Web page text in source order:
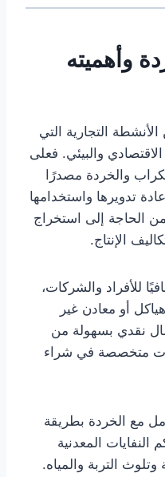
وأهميته
التجارية التي
والبيئي. فعلى
والخردة مصدرًا
تدويرها واستخدامها
الحاجة إلى استخراج
الإنتاج.
للأفراد والشركات،
أو معادن غير
نقدي بسهولة من
متخصصة في شراء
مع الخردة بطريقة
المعدنية
وتلوث التربة والمياه.